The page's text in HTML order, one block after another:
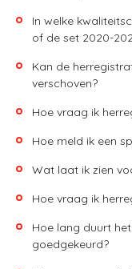
In welke
of de set 2020-
Kan de
verschoven?
Hoe vraag ik
Hoe meld ik een
Wat laat ik zien
Hoe vraag ik
Hoe lang duurt
goedgekeurd?